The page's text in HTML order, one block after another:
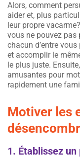
Alors, comment
aider et, plus
leur propre
vous ne pouvez pas
chacun d’entre
et accomplir le
le plus juste.
amusantes pour
rapidement une
Motiver les
1. Établissez